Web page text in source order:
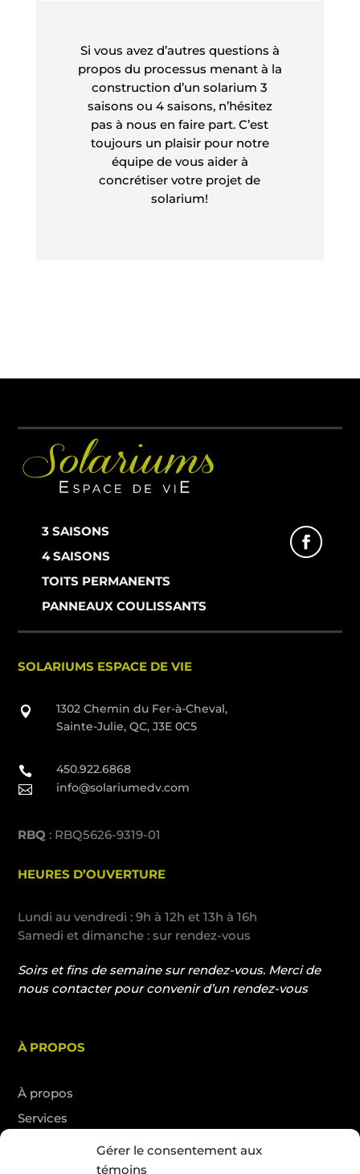
Gérer le consentement aux
témoins
Si vous avez d’autres questions à
propos du processus menant à la
construction d’un solarium 3
saisons ou 4 saisons, n’hésitez
pas à nous en faire part. C’est
toujours un plaisir pour notre
équipe de vous aider à
concrétiser votre projet de
solarium!
3 SAISONS
4 SAISONS
TOITS PERMANENTS
PANNEAUX COULISSANTS
SOLARIUMS ESPACE DE VIE

1302 Chemin du Fer-à-Cheval,
Sainte-Julie, QC, J3E 0C5
 450.922.6868
 info@solariumedv.com
RBQ : RBQ5626-9319-01
HEURES D’OUVERTURE
Lundi au vendredi : 9h à 12h et 13h à 16h
Samedi et dimanche : sur rendez-vous
Soirs et fins de semaine sur rendez-vous. Merci de
nous contacter pour convenir d’un rendez-vous
À PROPOS
À propos
Services